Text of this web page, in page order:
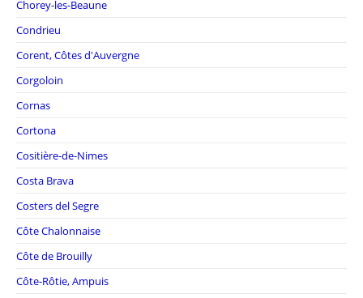
Chorey-les-Beaune
Condrieu
Corent, Côtes d'Auvergne
Corgoloin
Cornas
Cortona
Cositière-de-Nimes
Costa Brava
Costers del Segre
Côte Chalonnaise
Côte de Brouilly
Côte-Rôtie, Ampuis